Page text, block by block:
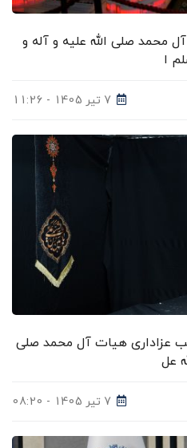
محمد صلی الله علیه و آله و
ا
7 تیر 1405 - 11:26
برپایی موکب عزاداری هیات آل محمد صلی
عل
7 تیر 1405 - 08:20